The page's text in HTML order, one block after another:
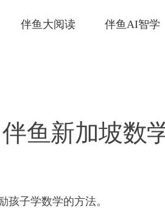
伴鱼大阅读 伴鱼AI智学
鱼新加坡数
子学数学的方法。